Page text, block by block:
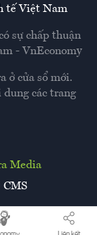
Media
tế Việt Nam
sự chấp thuận
- VnEconomy
ở cửa sổ mới.
các trang